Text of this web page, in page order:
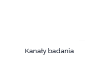
Kanały badania